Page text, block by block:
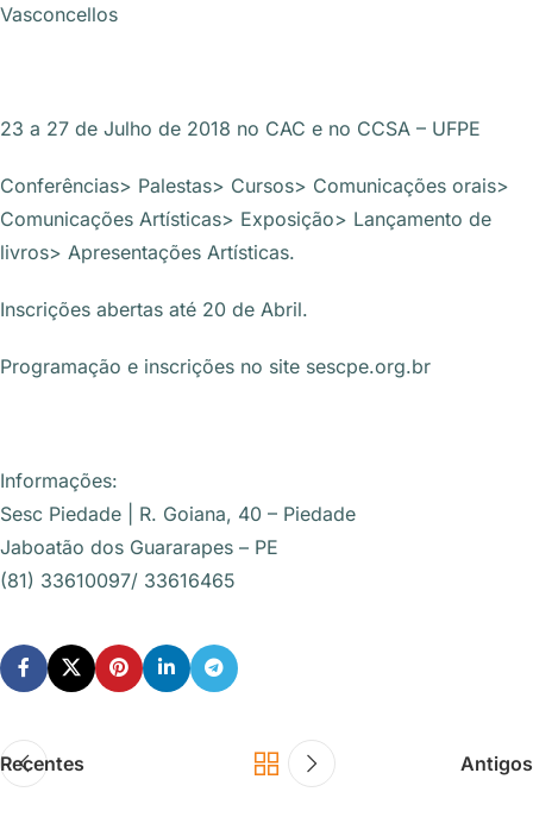
Vasconcellos
23 a 27 de Julho de 2018 no CAC e no CCSA – UFPE
Conferências> Palestas> Cursos> Comunicações orais>
Comunicações Artísticas> Exposição> Lançamento de
livros> Apresentações Artísticas.
Inscrições abertas até 20 de Abril.
Programação e inscrições no site sescpe.org.br
Informações:
Sesc Piedade | R. Goiana, 40 – Piedade
Jaboatão dos Guararapes – PE
(81) 33610097/ 33616465
Recentes Antigos